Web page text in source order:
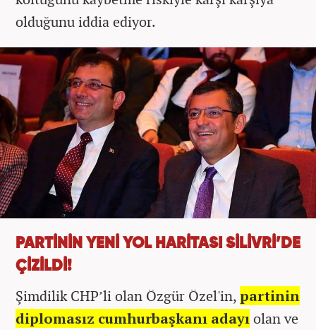
olduğunu iddia ediyor.
PARTİNİN YENİ YOL HARİTASI SİLİVRİ’DE
ÇİZİLDİ!
Şimdilik CHP’li olan Özgür Özel'in,partinin
diplomasız cumhurbaşkanı adayıolan ve